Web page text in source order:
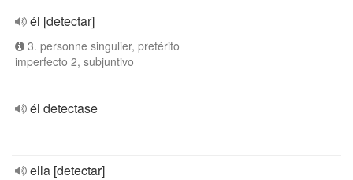
él [detectar]
3. personne singulier, pretérito
imperfecto 2, subjuntivo
él detectase
ella [detectar]